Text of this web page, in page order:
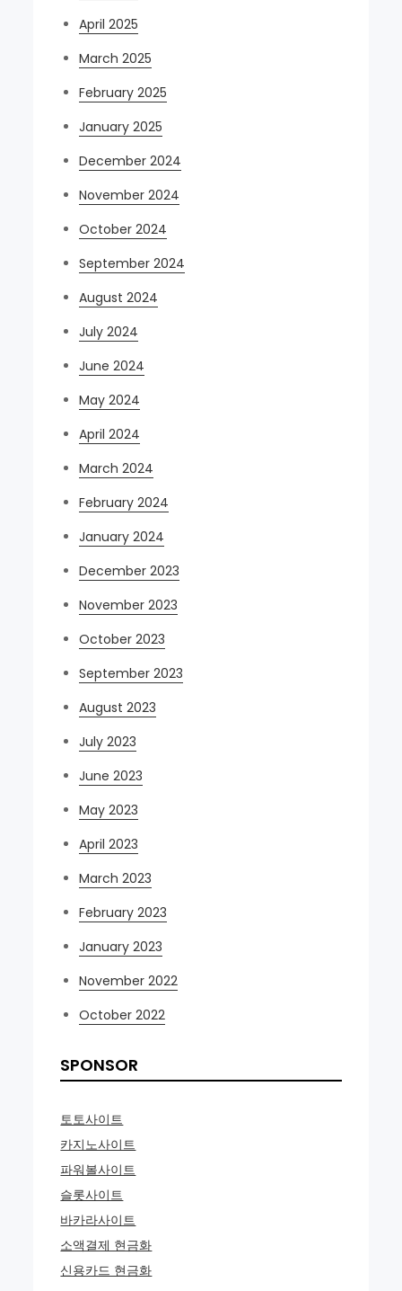
April 2025
March 2025
February 2025
January 2025
December 2024
November 2024
October 2024
September 2024
August 2024
July 2024
June 2024
May 2024
April 2024
March 2024
February 2024
January 2024
December 2023
November 2023
October 2023
September 2023
August 2023
July 2023
June 2023
May 2023
April 2023
March 2023
February 2023
January 2023
November 2022
October 2022
SPONSOR
토토사이트
카지노사이트
파워볼사이트
슬롯사이트
바카라사이트
소액결제 현금화
신용카드 현금화